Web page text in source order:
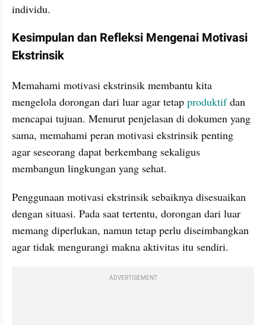
individu.
Kesimpulan dan Refleksi Mengenai Motivasi
Ekstrinsik
Memahami motivasi ekstrinsik membantu kita
mengelola dorongan dari luar agar tetap produktif dan
mencapai tujuan. Menurut penjelasan di dokumen yang
sama, memahami peran motivasi ekstrinsik penting
agar seseorang dapat berkembang sekaligus
membangun lingkungan yang sehat.
Penggunaan motivasi ekstrinsik sebaiknya disesuaikan
dengan situasi. Pada saat tertentu, dorongan dari luar
memang diperlukan, namun tetap perlu diseimbangkan
agar tidak mengurangi makna aktivitas itu sendiri.
ADVERTISEMENT